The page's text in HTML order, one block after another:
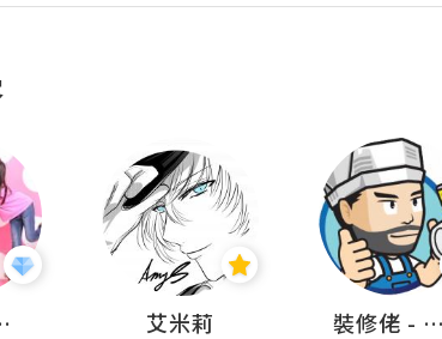
怪之家 艾米莉 裝修佬 - 香港一站式網上裝修平台